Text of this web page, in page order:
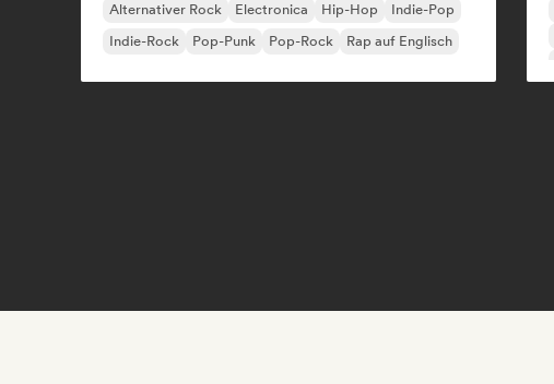
Alternativer Rock Electronica Hip-Hop
Indie-Pop
Indie-Rock
Pop-Punk Pop-Rock Rap auf Englisch